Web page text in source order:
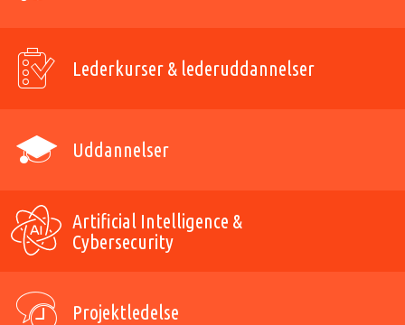
Lederkurser & lederuddannelser
Uddannelser
Artificial Intelligence &
Cybersecurity
Projektledelse